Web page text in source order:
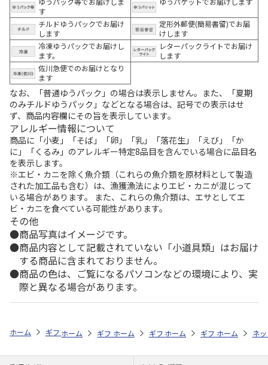
す
チルドゆうパックでお届け
します
定形外郵便(簡易書留)でお届
けします
冷凍ゆうパックでお届けし
ます。
レターパックライトでお届け
します
佐川急便でのお届けとなり
ます
なお、「普通ゆうパック」の場合は表示しません。また、「夏期
のみチルドゆうパック」などとなる場合は、記号での表示はせ
ず、商品内容欄にその旨を表示しています。
アレルギー情報について
商品に「小麦」「そば」「卵」「乳」「落花生」「えび」「か
に」「くるみ」のアレルギー特定8品目を含んでいる場合に品目名
を表示します。
※エビ・カニを除く魚介類（これらの魚介類を原材料として製造
された加工品も含む）は、漁獲漁法によりエビ・カニが混じって
いる場合があります。 また、これらの魚介類は、エサとしてエ
ビ・カニを食べている可能性があります。
その他
商品写真はイメージです。
商品内容として記載されていない「小道具類」はお届け
する商品に含まれておりません。
商品の色は、ご覧になるパソコンなどの環境により、実
際と異なる場合があります。
ホーム ギフトストア お中元・夏ギフト特集 2026 ハム・お肉 ＜
ホーム ギフトストア お中元・夏ギフト特集 2026
ホーム ギフトストア お中元・夏ギフト
ホーム ギフトストア お
ホーム ネ